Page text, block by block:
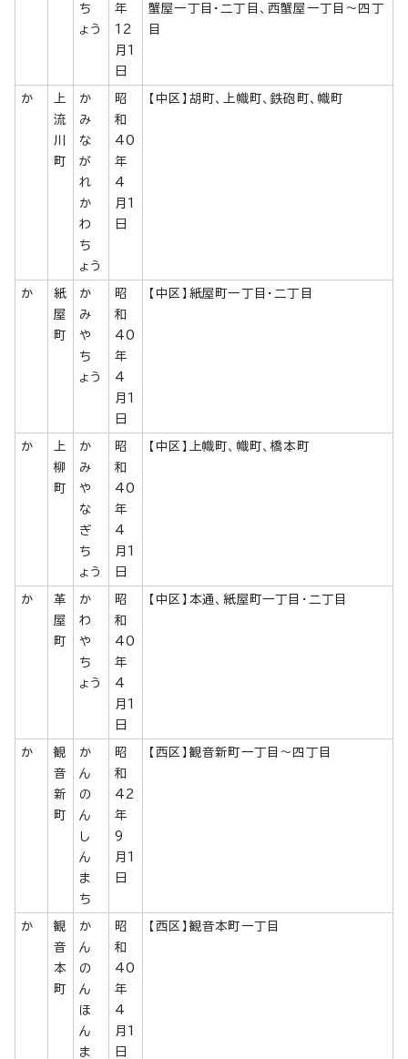
ち
ょう
年
12
月1
日
蟹屋一丁目・二丁目、西蟹屋一丁目～四丁
目
か
上
流
川
町
か
み
な
が
れ
か
わ
ち
ょう
昭
和
40
年
4
月1
日
【中区】胡町、上幟町、鉄砲町、幟町
か
紙
屋
町
か
み
や
ち
ょう
昭
和
40
年
4
月1
日
【中区】紙屋町一丁目・二丁目
か
上
柳
町
か
み
や
な
ぎ
ち
ょう
昭
和
40
年
4
月1
日
【中区】上幟町、幟町、橋本町
か
革
屋
町
か
わ
や
ち
ょう
昭
和
40
年
4
月1
日
【中区】本通、紙屋町一丁目・二丁目
か
観
音
新
町
か
ん
の
ん
し
ん
ま
ち
昭
和
42
年
9
月1
日
【西区】観音新町一丁目～四丁目
か
観
音
本
町
か
ん
の
ん
ほ
ん
ま
昭
和
40
年
4
月1
日
【西区】観音本町一丁目